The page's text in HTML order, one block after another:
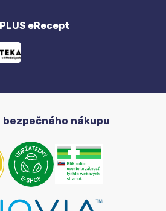
eRecept
bezpečného nákupu